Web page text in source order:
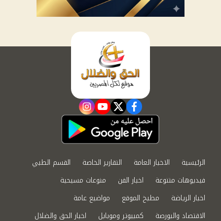
facebook
twitter
youtube
instagram
الرئيسية الاخبار العامة التقارير الخاصة
القسم الطبي
فيديوهات متنوعة
اخبار الفن
منوعات مسيحية
اخبار الرياضة
مطبخ الموقع
مواضيع عامة
الاقتصاد والبورصة
كمبيوتر وموبايل اخبار الحق والضلال